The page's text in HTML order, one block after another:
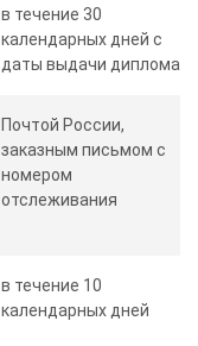
в течение 30
календарных дней с
даты выдачи диплома
Почтой России,
заказным письмом с
номером
отслеживания
в течение 10
календарных дней